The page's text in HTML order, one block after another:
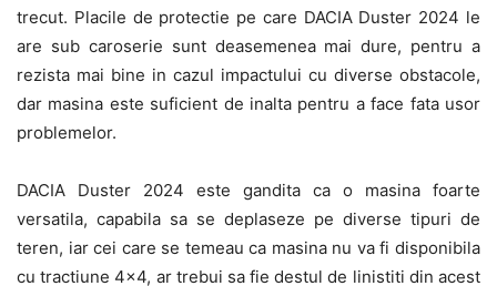
trecut. Placile de protectie pe care DACIA Duster 2024 le
are sub caroserie sunt deasemenea mai dure, pentru a
rezista mai bine in cazul impactului cu diverse obstacole,
dar masina este suficient de inalta pentru a face fata usor
problemelor.
DACIA Duster 2024 este gandita ca o masina foarte
versatila, capabila sa se deplaseze pe diverse tipuri de
teren, iar cei care se temeau ca masina nu va fi disponibila
cu tractiune 4×4, ar trebui sa fie destul de linistiti din acest